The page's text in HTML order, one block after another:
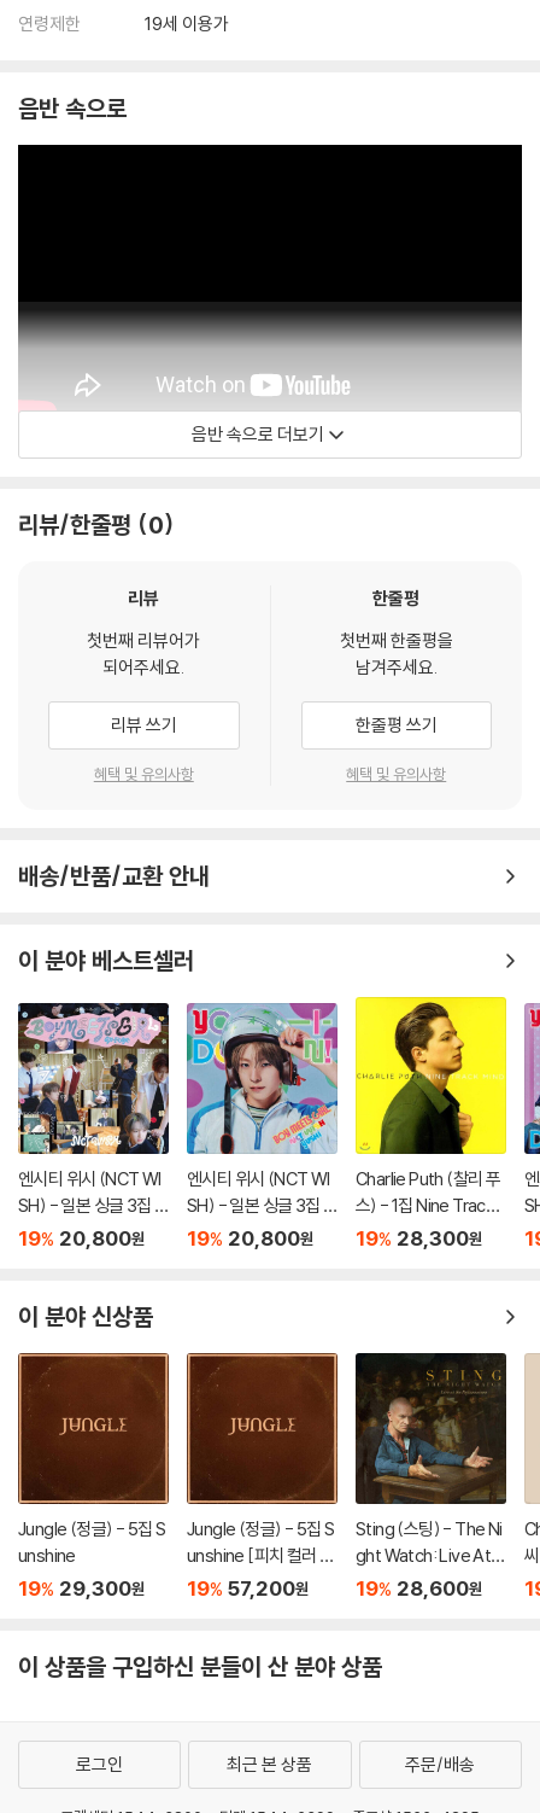
연령제한
19세 이용가
음반 속으로
음반 속으로 더보기
리뷰/한줄평 0
리뷰
첫번째 리뷰어가
되어주세요.
리뷰 쓰기
혜택 및 유의사항
한줄평
첫번째 한줄평을
남겨주세요.
한줄평 쓰기
혜택 및 유의사항
배송/반품/교환 안내
이 분야 베스트셀러
엔시티 위시 (NCT WI
SH) - 일본 싱글 3집 Y
O-I-DON! / BOY ME
19% 20,800원
엔시티 위시 (NCT WI
SH) - 일본 싱글 3집 Y
O-I-DON! / BOY ME
19% 20,800원
Charlie Puth (찰리 푸
스) - 1집 Nine Track
Mind [LP]
19% 28,300원
이 분야 신상품
Jungle (정글) - 5집 S
unshine
19% 29,300원
Jungle (정글) - 5집 S
unshine [피치 컬러 L
P]
19% 57,200원
Sting (스팅) - The Ni
ght Watch: Live At T
he Rijksmuseum
19% 28,600원
이 상품을 구입하신 분들이 산 분야 상품
로그인 최근 본 상품 주문/배송